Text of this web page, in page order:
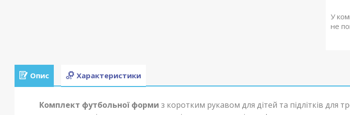
У
не
Опис Характеристики
Комплект футбольної форми з коротким рукавом для дітей та підлітків для